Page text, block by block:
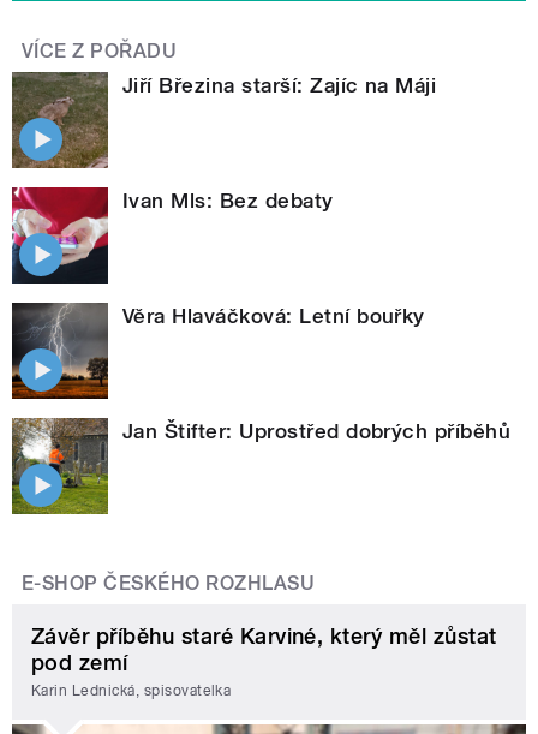
VÍCE Z POŘADU
Jiří Březina starší: Zajíc na Máji
Ivan Mls: Bez debaty
Věra Hlaváčková: Letní bouřky
Jan Štifter: Uprostřed dobrých příběhů
E-SHOP ČESKÉHO ROZHLASU
Závěr příběhu staré Karviné, který měl zůstat
pod zemí
Karin Lednická, spisovatelka